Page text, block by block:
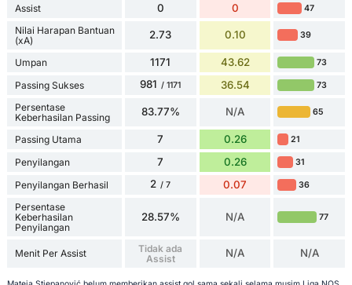
Assist
0 0 47
Nilai Harapan Bantuan
(xA)
2.73 0.10 39
Umpan 1171 43.62 73
Passing Sukses 981 / 1171 36.54 73
Persentase
Keberhasilan Passing
83.77% N/A 65
Passing Utama 7 0.26 21
Penyilangan 7 0.26 31
Penyilangan Berhasil 2 / 7 0.07 36
Persentase
Keberhasilan
Penyilangan
28.57% N/A 77
Menit Per Assist
Tidak ada
Assist
N/A N/A